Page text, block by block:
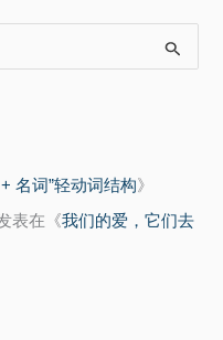
名词”轻动词结构》
表在《我们的爱，它们去